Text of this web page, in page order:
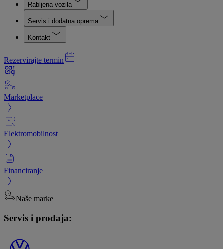
Rabljena vozila
Servis i dodatna oprema
Kontakt
Rezervirajte termin
Marketplace
Elektromobilnost
Financiranje
Naše marke
Servis i prodaja: